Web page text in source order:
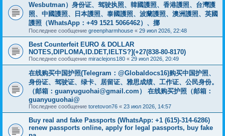
Wesbutman）身份证、驾驶执照、韓國護照、香港護照、台灣護
照、中國護照、日本護照、泰國護照、波蘭護照、澳洲護照、英國
護照（WhatsApp：+49 1521 5066462）、挪
Последнее сообщение greenpharmhouse « 29 июл 2026, 22:48
Best Counterfeit EURO & DOLLAR
NOTES,DIPLOMA,ID.DET,IELTS?](+27(838-80-8170)
Последнее сообщение miraclejons180 « 29 июл 2026, 20:49
在线购买中国护照(Telegram：@Globaldocs16)购买中国护照、
身份证、驾驶证、绿卡、居留证、雅思成绩、工作证、公民身份。
（邮箱： guanyuguohai@gmail.com ） 在线购买护照（邮箱：
guanyuguohai@
Последнее сообщение toretovon76 « 23 июл 2026, 14:57
Buy real and fake Passports (WhatsApp: +1 (615)-314-6286)
renew passports online, apply for legal passports, buy fake